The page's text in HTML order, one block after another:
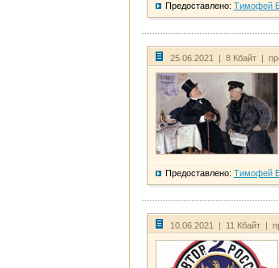
Предоставлено: Тимофей
25.06.2021 | 8 Кбайт |
Предоставлено: Тимофей
10.06.2021 | 11 Кбайт |